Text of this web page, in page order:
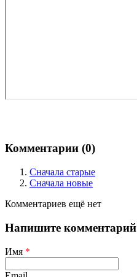
Комментарии (0)
Сначала старые
Сначала новые
Комментариев ещё нет
Напишите комментарий
Имя *